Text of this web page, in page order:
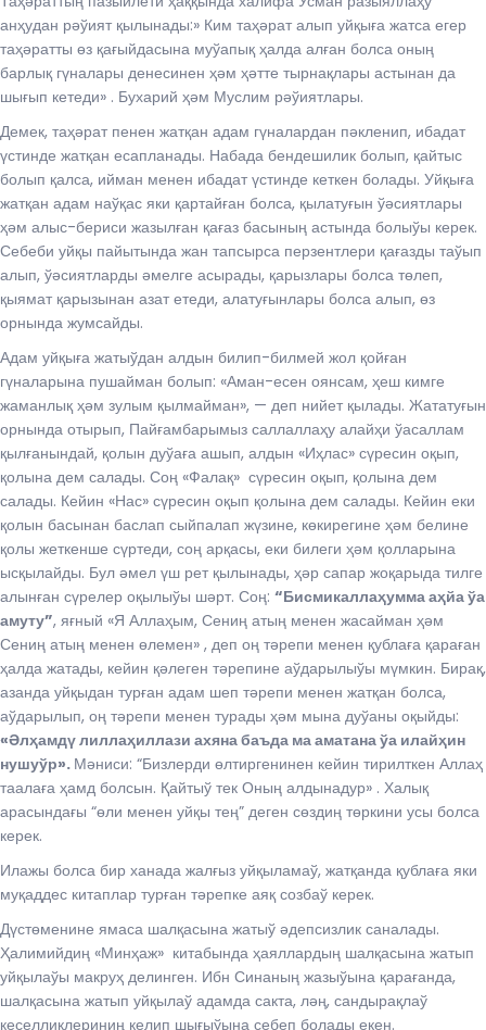
анҳудан рәўият қылынады:» Ким таҳәрат алып уйқыға жатса егер
таҳәратты өз қағыйдасына муўапық ҳалда алған болса оның
барлық гүналары денесинен ҳәм ҳәтте тырнақлары астынан да
шығып кетеди» . Бухарий ҳәм Муслим рәўиятлары.
Демек, таҳәрат пенен жатқан адам гүналардан пәкленип, ибадат
үстинде жатқан есапланады. Набада бендешилик болып, қайтыс
болып қалса, ийман менен ибадат үстинде кеткен болады. Уйқыға
жатқан адам наўқас яки қартайған болса, қылатуғын ўәсиятлары
ҳәм алыс-бериси жазылған қағаз басының астында болыўы керек.
Себеби уйқы пайытында жан тапсырса перзентлери қағазды таўып
алып, ўәсиятларды әмелге асырады, қарызлары болса төлеп,
қыямат қарызынан азат етеди, алатуғынлары болса алып, өз
орнында жумсайды.
Адам уйқыға жатыўдан алдын билип-билмей жол қойған
гүналарына пушайман болып: «Аман-есен оянсам, ҳеш кимге
жаманлық ҳәм зулым қылмайман», — деп нийет қылады. Жататуғын
орнында отырып, Пайғамбарымыз саллаллаҳу алайҳи ўасаллам
қылғанындай, қолын дуўаға ашып, алдын «Иҳлас» сүресин оқып,
қолына дем салады. Соң «Фалақ» сүресин оқып, қолына дем
салады. Кейин «Нас» сүресин оқып қолына дем салады. Кейин еки
қолын басынан баслап сыйпалап жүзине, көкирегине ҳәм белине
қолы жеткенше сүртеди, соң арқасы, еки билеги ҳәм қолларына
ысқылайды. Бул әмел үш рет қылынады, ҳәр сапар жоқарыда тилге
алынған сүрелер оқылыўы шәрт. Соң: “Бисмикаллаҳумма аҳйа ўа
амуту”, яғный «Я Аллаҳым, Сениң атың менен жасайман ҳәм
Сениң атың менен өлемен» , деп оң тәрепи менен қублаға қараған
ҳалда жатады, кейин қәлеген тәрепине аўдарылыўы мүмкин. Бирақ,
азанда уйқыдан турған адам шеп тәрепи менен жатқан болса,
аўдарылып, оң тәрепи менен турады ҳәм мына дуўаны оқыйды:
«Әлҳамдү лиллаҳиллази ахяна баъда ма аматана ўа илайҳин
нушуўр». Мәниси: “Бизлерди өлтиргенинен кейин тирилткен Аллаҳ
таалаға ҳамд болсын. Қайтыў тек Оның алдынадур» . Халық
арасындағы “өли менен уйқы тең” деген сөздиң төркини усы болса
керек.
Илажы болса бир ханада жалғыз уйқыламаў, жатқанда қублаға яки
муқаддес китаплар турған тәрепке аяқ созбаў керек.
Дүстөменине ямаса шалқасына жатыў әдепсизлик саналады.
Ҳалимийдиң «Минҳаж» китабында ҳаяллардың шалқасына жатып
уйқылаўы макруҳ делинген. Ибн Синаның жазыўына қарағанда,
шалқасына жатып уйқылаў адамда сакта, ләң, сандырақлаў
кеселликлериниң келип шығыўына себеп болады екен.